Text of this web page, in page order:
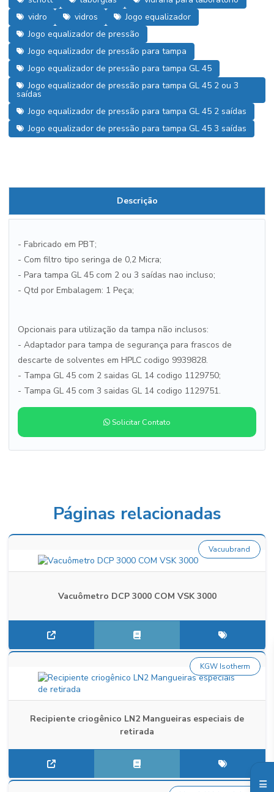
vidro
vidros
Jogo equalizador
Jogo equalizador de pressão
Jogo equalizador de pressão para tampa
Jogo equalizador de pressão para tampa GL 45
Jogo equalizador de pressão para tampa GL 45 2 ou 3
saídas
Jogo equalizador de pressão para tampa GL 45 2 saídas
Jogo equalizador de pressão para tampa GL 45 3 saídas
Descrição
- Fabricado em PBT;
- Com filtro tipo seringa de 0,2 Micra;
- Para tampa GL 45 com 2 ou 3 saídas nao incluso;
- Qtd por Embalagem: 1 Peça;
Opcionais para utilização da tampa não inclusos:
- Adaptador para tampa de segurança para frascos de
descarte de solventes em HPLC codigo 9939828.
- Tampa GL 45 com 2 saidas GL 14 codigo 1129750;
- Tampa GL 45 com 3 saidas GL 14 codigo 1129751.
Solicitar Contato
Páginas relacionadas
Vacuômetro DCP 3000 COM VSK 3000
Vacuubrand
Recipiente criogênico LN2 Mangueiras especiais de
retirada
KGW Isotherm